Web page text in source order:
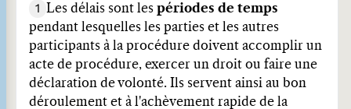
1 Les délais sont les périodes de temps
pendant lesquelles les parties et les autres
participants à la procédure doivent accomplir un
acte de procédure, exercer un droit ou faire une
déclaration de volonté. Ils servent ainsi au bon
déroulement et à l'achèvement rapide de la